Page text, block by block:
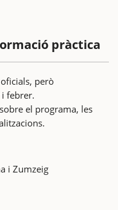
pràctica
però
febrer.
el programa, les
i Zumzeig